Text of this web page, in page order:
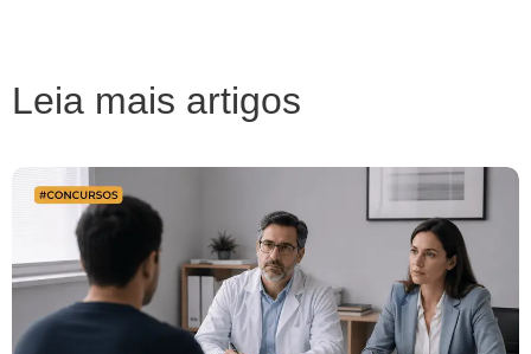
Leia mais artigos